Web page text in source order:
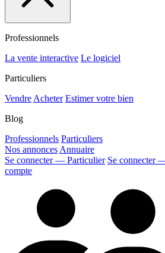
Professionnels
La vente interactive Le logiciel
Particuliers
Vendre Acheter Estimer votre bien
Blog
Professionnels Particuliers
Nos annonces Annuaire
Se connecter — Particulier Se connecter
compte